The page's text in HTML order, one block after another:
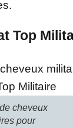
Top
cheveux
pour